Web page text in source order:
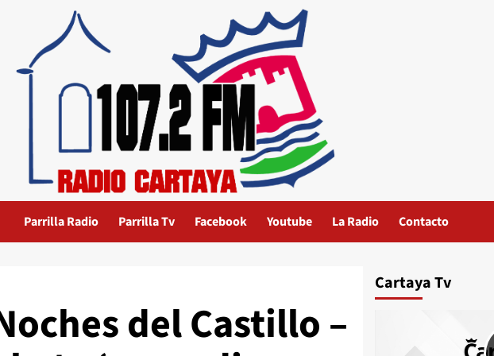
Parrilla Radio Parrilla Tv Facebook Youtube La Radio Contacto
del Castillo –
Cartaya Tv